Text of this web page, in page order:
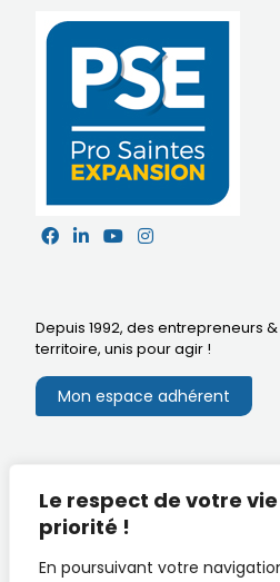
Le respect de votre
priorité !
En poursuivant votre
Depuis 1992, des entrepreneurs
territoire, unis pour agir !
Mon espace adhérent
Extranet du CA
Réalisation
Documents utiles